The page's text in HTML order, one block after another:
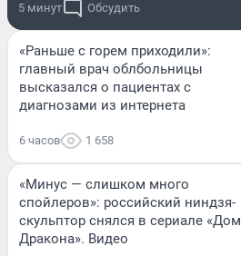
5 минут Обсудить
«Раньше с горем приходили»:
главный врач облбольницы
высказался о пациентах с
диагнозами из интернета
6 часов 1 658
«Минус — слишком много
спойлеров»: российский ниндзя-
скульптор снялся в сериале «Дом
Дракона». Видео